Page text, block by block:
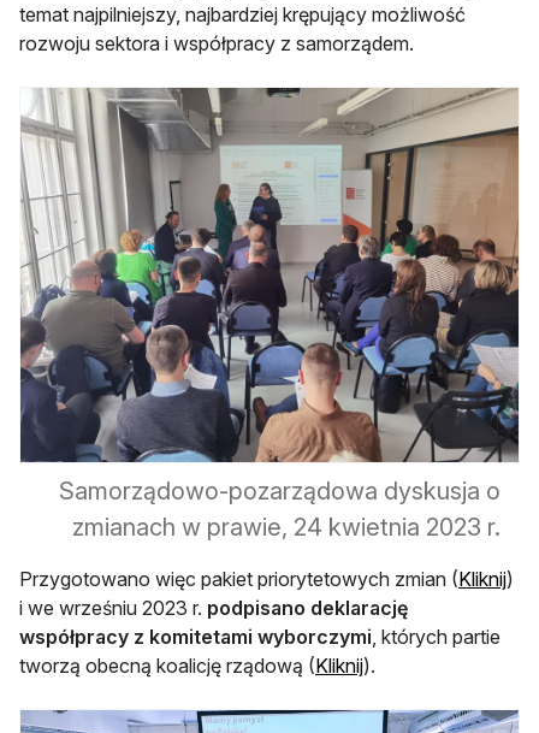
temat najpilniejszy, najbardziej krępujący możliwość
rozwoju sektora i współpracy z samorządem.
Samorządowo-pozarządowa dyskusja o
zmianach w prawie, 24 kwietnia 2023 r.
Przygotowano więc pakiet priorytetowych zmian (Kliknij)
i we wrześniu 2023 r. podpisano deklarację
współpracy z komitetami wyborczymi , których partie
tworzą obecną koalicję rządową (Kliknijotwiera się w nowej
).